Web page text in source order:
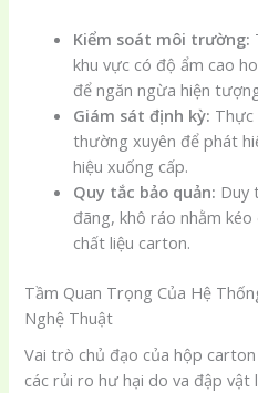
Kiểm soát môi trường:
khu vực có độ ẩm cao
để ngăn ngừa hiện
Giám sát định kỳ: Thực
thường xuyên để phát
hiệu xuống cấp.
Quy tắc bảo quản: Duy
đãng, khô ráo nhằm
chất liệu carton.
Tầm Quan Trọng Của Hệ
Nghệ Thuật
Vai trò chủ đạo của hộp
các rủi ro hư hại do va đập